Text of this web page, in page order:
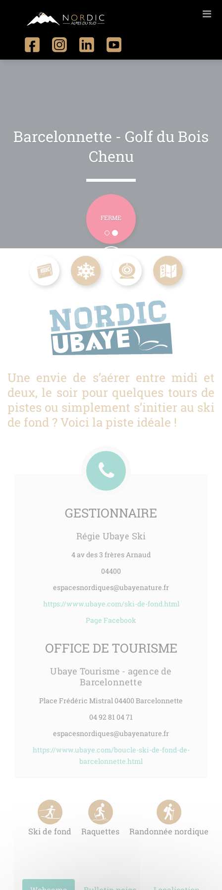
Barcelonnette - Golf du Bois
Chenu
FERME
Une envie de s’aérer entre midi et
deux, le soir pour quelques tours de
pistes ou simplement s’initier au ski
de fond ? Voici la piste idéale !
GESTIONNAIRE
Régie Ubaye Ski
4 av des 3 frères Arnaud
04400
espacesnordiques@ubayenature.fr
https://www.ubaye.com/ski-de-fond.html
Page Facebook
OFFICE DE TOURISME
Ubaye Tourisme - agence de
Barcelonnette
Place Frédéric Mistral 04400 Barcelonnette
04 92 81 04 71
espacesnordiques@ubayenature.fr
https://www.ubaye.com/boucle-ski-de-fond-de-
barcelonnette.html
Ski de fond Raquettes Randonnée nordique